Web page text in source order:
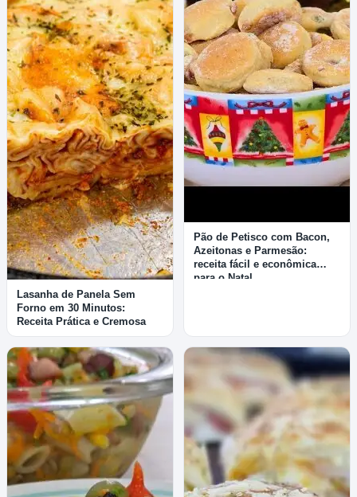
Lasanha de Panela Sem
Forno em 30 Minutos:
Receita Prática e Cremosa
Pão de Petisco com Bacon,
Azeitonas e Parmesão:
receita fácil e econômica
para o Natal